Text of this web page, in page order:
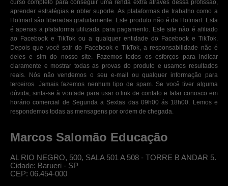
curso completo para conseguir uma renda extra através dessa profissão,
aprender estratégias e obter suporte. As plataformas de trabalho como a
Hotmart são liberadas gratuitamente. Este produto não é da Hotmart. Esta
é apenas a plataforma utilizada para pagamento. Este site não é afiliado
ao Facebook e TikTok ou a qualquer entidade do Facebook e TikTok.
Depois que você sair do Facebook e TikTok, a responsabilidade não é
deles e sim do nosso site. Fazemos todos os esforços para indicar
claramente e mostrar todas as provas do produto e usamos resultados
reais. Nós não vendemos o seu e-mail ou qualquer informação para
terceiros. Jamais fazemos nenhum tipo de spam. Se você tiver alguma
dúvida, sinta-se à vontade para usar o link de contato e falar conosco em
horário comercial de Segunda a Sextas das 09h00 ás 18h00. Lemos e
respondemos todas as mensagens por ordem de chegada.
Marcos Salomão Educação
AL RIO NEGRO, 500, SALA 501 A 508 - TORRE B ANDAR 5.
Cidade: Barueri - SP
CEP: 06.454-000